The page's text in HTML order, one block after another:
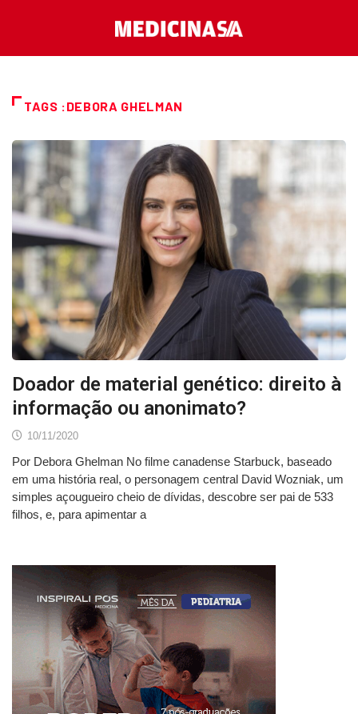
TAGS :DEBORA GHELMAN
Doador de material genético: direito à
informação ou anonimato?
10/11/2020
Por Debora Ghelman No filme canadense Starbuck, baseado
em uma história real, o personagem central David Wozniak, um
simples açougueiro cheio de dívidas, descobre ser pai de 533
filhos, e, para apimentar a